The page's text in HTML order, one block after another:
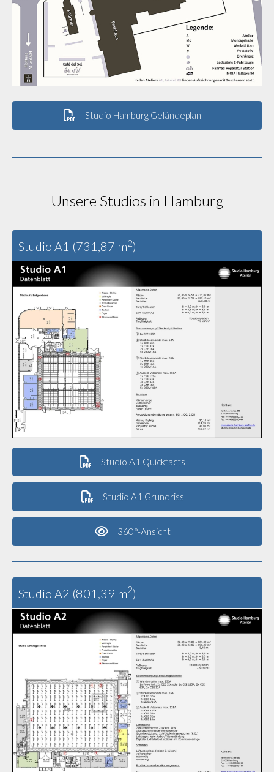
Studio Hamburg Geländeplan
Unsere Studios in Hamburg
Studio A1 (731,87 m2)
Studio A1 Quickfacts
Studio A1 Grundriss
360°-Ansicht
Studio A2 (801,39 m2)